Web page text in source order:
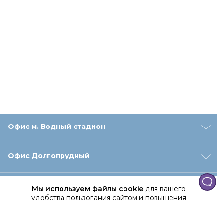
Мы используем файлы cookieдля вашего
удобства пользования сайтом и повышения
Офис м. Водный стадион
Офис Долгопрудный
Офис Санкт‑Петербург